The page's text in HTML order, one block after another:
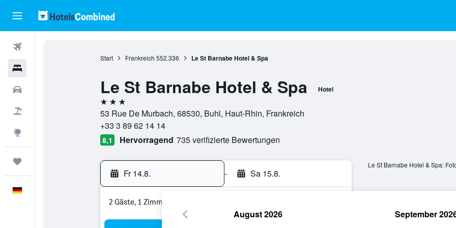
Start Frankreich 552.336 Le St Barnabe Hotel & Spa
Le St Barnabe Hotel & Spa Hotel
3 Sterne
53 Rue De Murbach, 68530, Buhl, Haut-Rhin, Frankreich
+33 3 89 62 14 14
8,1 Hervorragend 735 verifizierte Bewertungen
Fr 14.8. - Sa 15.8.
2 Gäste, 1 Zimmer
Le St Barnabe Hotel & Spa:
August 2026 September